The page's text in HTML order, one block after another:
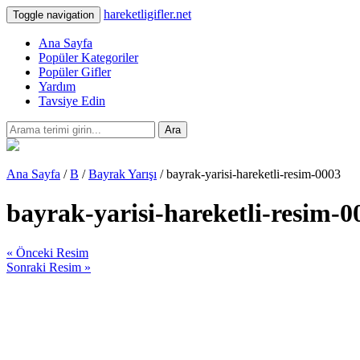
Toggle navigation hareketligifler.net
Ana Sayfa
Popüler Kategoriler
Popüler Gifler
Yardım
Tavsiye Edin
Ara
Ana Sayfa /B /Bayrak Yarışı / bayrak-yarisi-hareketli-resim-0003
bayrak-yarisi-hareketli-resim-
« Önceki Resim
Sonraki Resim »